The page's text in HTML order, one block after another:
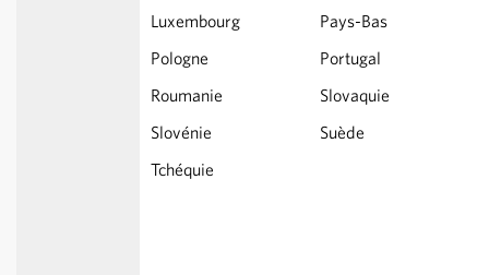
Luxembourg
Pays-Bas
Pologne
Portugal
Roumanie
Slovaquie
Slovénie
Suède
Tchéquie